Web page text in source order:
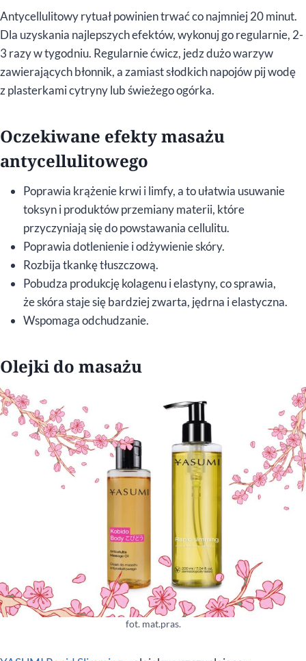
Antycellulitowy rytuał powinien trwać co najmniej 20 minut.
Dla uzyskania najlepszych efektów, wykonuj go regularnie, 2-
3 razy w tygodniu. Regularnie ćwicz, jedz dużo warzyw
zawierających błonnik, a zamiast słodkich napojów pij wodę
z plasterkami cytryny lub świeżego ogórka.
Oczekiwane efekty masażu
antycellulitowego
Poprawia krążenie krwi i limfy, a to ułatwia usuwanie
toksyn i produktów przemiany materii, które
przyczyniają się do powstawania cellulitu.
Poprawia dotlenienie i odżywienie skóry.
Rozbija tkankę tłuszczową.
Pobudza produkcję kolagenu i elastyny, co sprawia,
że skóra staje się bardziej zwarta, jędrna i elastyczna.
Wspomaga odchudzanie.
Olejki do masażu
fot. mat.pras.